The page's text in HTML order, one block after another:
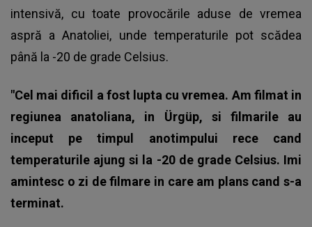
intensivă, cu toate provocările aduse de vremea
aspră a Anatoliei, unde temperaturile pot scădea
până la -20 de grade Celsius.
"Cel mai dificil a fost lupta cu vremea. Am filmat in
regiunea anatoliana, in Ürgüp, si filmarile au
inceput pe timpul anotimpului rece cand
temperaturile ajung si la -20 de grade Celsius. Imi
amintesc o zi de filmare in care am plans cand s-a
terminat.